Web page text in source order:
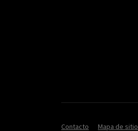
Contacto Mapa de sitio